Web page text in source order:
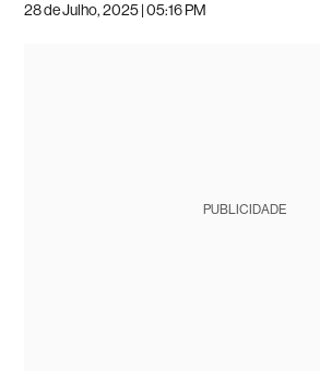
28 de Julho, 2025 | 05:16 PM
PUBLICIDADE